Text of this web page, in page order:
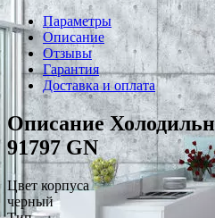
Параметры
Описание
Отзывы
Гарантия
Доставка и оплата
Описание
91797 GN
Цвет корпуса
черный